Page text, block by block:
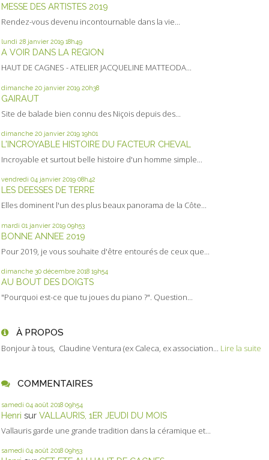
MESSE DES ARTISTES 2019
Rendez-vous devenu incontournable dans la vie...
lundi 28 janvier 2019 18h49
A VOIR DANS LA REGION
HAUT DE CAGNES - ATELIER JACQUELINE MATTEODA...
dimanche 20 janvier 2019 20h38
GAIRAUT
Site de balade bien connu des Niçois depuis des...
dimanche 20 janvier 2019 19h01
L'INCROYABLE HISTOIRE DU FACTEUR CHEVAL
Incroyable et surtout belle histoire d'un homme simple...
vendredi 04 janvier 2019 08h42
LES DEESSES DE TERRE
Elles dominent l'un des plus beaux panorama de la Côte...
mardi 01 janvier 2019 09h53
BONNE ANNEE 2019
Pour 2019, je vous souhaite d'être entourés de ceux que...
dimanche 30 décembre 2018 19h54
AU BOUT DES DOIGTS
"Pourquoi est-ce que tu joues du piano ?". Question...
À PROPOS
Bonjour à tous, Claudine Ventura (ex Caleca, ex association... Lire la suite
COMMENTAIRES
samedi 04 août 2018 09h54
Henri sur VALLAURIS, 1ER JEUDI DU MOIS
Vallauris garde une grande tradition dans la céramique et...
samedi 04 août 2018 09h53